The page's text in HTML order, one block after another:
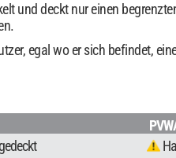
und deckt nur einen
egal wo er sich befindet,